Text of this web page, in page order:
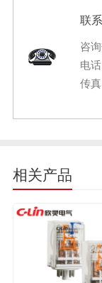
联
咨
电
传
相关产品